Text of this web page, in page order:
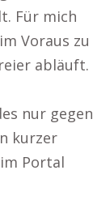
Für mich
Voraus zu
abläuft.
nur gegen
kurzer
Portal